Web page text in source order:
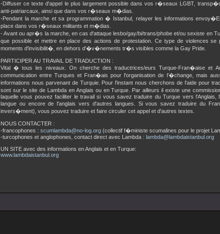
-Diffuser ce texte d'appel le plus largement possible dans vos r�seaux LGBT,
anti-patriarcaux, ainsi que dans vos r�seaux m�dias.
-Pendant la marche et sa programmation � Istanbul, relayer les informations
place dans vos r�seaux militants et m�dias.
- Avant ou apr�s la marche, en cas d'attaque lesbo/gay/bi/trans/phobe et/ou sexiste en
que possible et mettre en place des actions de protestation. Ce type de violences
moments d'invisibilit�, en dehors d'�v�nements tr�s visibles comme la Gay Pride.
PARTICIPER AU TRAVAIL DE TRADUCTION :
Vital � tous les niveaux. On cherche des traductrices/eurs Turque-Fran�aise et
communication entre Turques et Fran�ais pour l'organisation de l'�change, mais
informations nous parvenant de Turquie. Pour l'instant nous cherchons de l'aide pour
sont sur le site de Lambda en Anglais ou en Turque. Par ailleurs il existe une
laquelle vous pouvez faciliter le travail si vous savez traduire du Turque vers l'Anglais,
langue ou encore de l'anglais vers d'autres langues. Si vous savez traduire du
invers�ment), vous pouvez traduire et faire circuler cet appel et d'autres textes.
NOUS CONTACTER :
-francophones : scumlambda@no-log.org (collectif f�ministe scumalines pour le projet
-turcophones et anglophones, contact direct avec Lambda : lambda@lambdaistanbul.org
UN SITE avec des informations en Anglais et en Turque:
www.lambdaistanbul.org